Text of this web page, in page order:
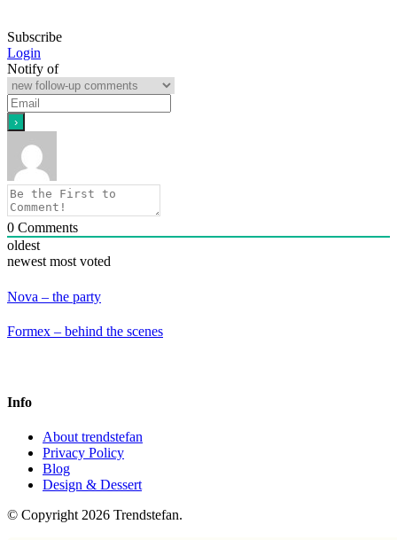
Subscribe
Login
Notify of
0 Comments
oldest
newest most voted
Nova – the party
Formex – behind the scenes
Info
About trendstefan
Privacy Policy
Blog
Design & Dessert
© Copyright 2026 Trendstefan.